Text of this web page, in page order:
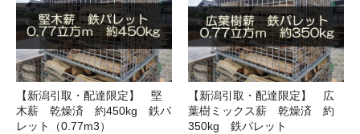
【新潟引取・配達限定】 堅
木薪 乾燥済 約450kg 鉄パ
レット（0.77m3）
【新潟引取・配達限定】 広
葉樹ミックス薪 乾燥済 約
350kg 鉄パレット